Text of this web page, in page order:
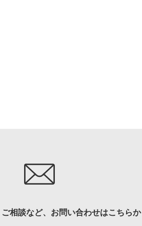
相談など、お問い合わせはこちらか